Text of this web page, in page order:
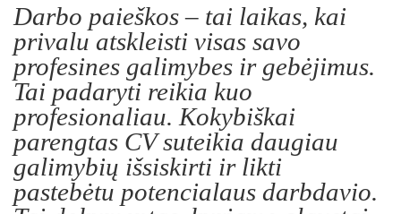
Darbo paieškos – tai laikas, kai
privalu atskleisti visas savo
profesines galimybes ir gebėjimus.
Tai padaryti reikia kuo
profesionaliau. Kokybiškai
parengtas CV suteikia daugiau
galimybių išsiskirti ir likti
pastebėtu potencialaus darbdavio.